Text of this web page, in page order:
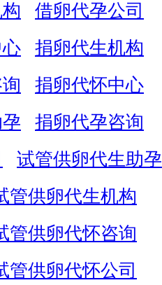
借卵代孕公司
捐卵代生机构
捐卵代怀中心
捐卵代孕咨询
试管供卵代生助孕
管供卵代生机构
管供卵代怀咨询
管供卵代怀公司